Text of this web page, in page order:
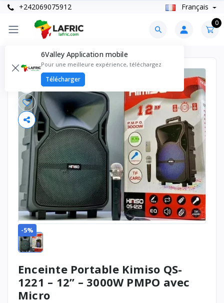
+242069075912 Français
0
6Valley Application mobile
Pour une meilleure expérience, téléchargez
Télécharger
-5%
Enceinte Portable Kimiso QS-
1221 – 12’’ – 3000W PMPO avec
Micro